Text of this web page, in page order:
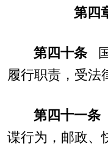
第四
第四十条国
履行职责，受法
第四十一条
谍行为，邮政、